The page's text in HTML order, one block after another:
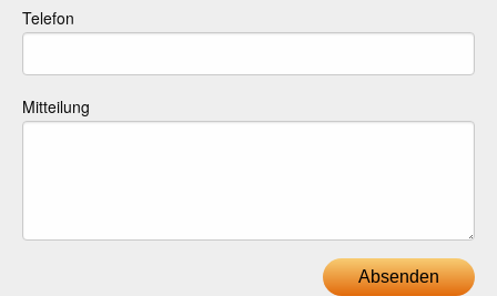
Telefon
Mitteilung
Absenden